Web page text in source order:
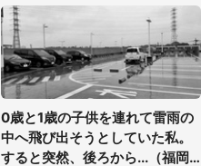
0歳と1歳の子供を連れて雷雨の
中へ飛び出そうとしていた私。
すると突然、後ろから...（福岡